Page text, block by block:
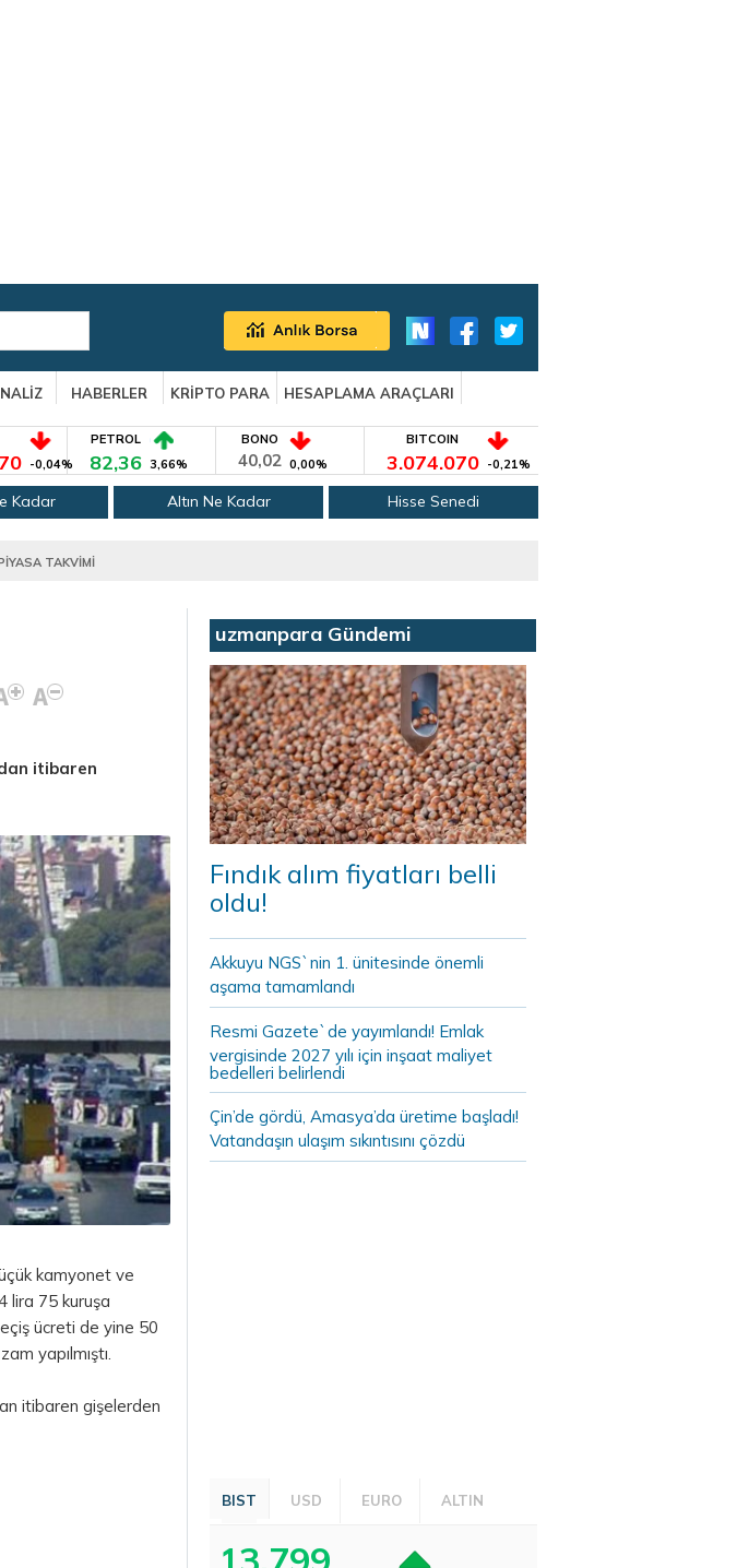
HABERLER KRİPTO PARA
HESAPLAMA ARAÇLARI
-0,04%
PETROL
82,36 3,66%
BONO
40,02 0,00%
BITCOIN
3.074.070 -0,21%
Kadar Altın Ne Kadar Hisse Senedi
TAKVİMİ
itibaren
kamyonet ve
lira 75 kuruşa
ücreti de yine 50
yapılmıştı.
itibaren gişelerden
uzmanpara Gündemi
Fındık alım fiyatları belli
oldu!
Akkuyu NGS`nin 1. ünitesinde önemli
aşama tamamlandı
Resmi Gazete`de yayımlandı! Emlak
vergisinde 2027 yılı için inşaat maliyet
bedelleri belirlendi
Çin’de gördü, Amasya’da üretime başladı!
Vatandaşın ulaşım sıkıntısını çözdü
BIST USD EURO ALTIN